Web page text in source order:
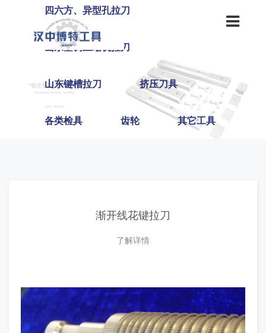
四六方、异型孔拉刀
山东空调压缩机拉刀
山东键槽拉刀 挤压刀具
各类检具 齿轮 其它工具
渐开线花键拉刀
了解详情